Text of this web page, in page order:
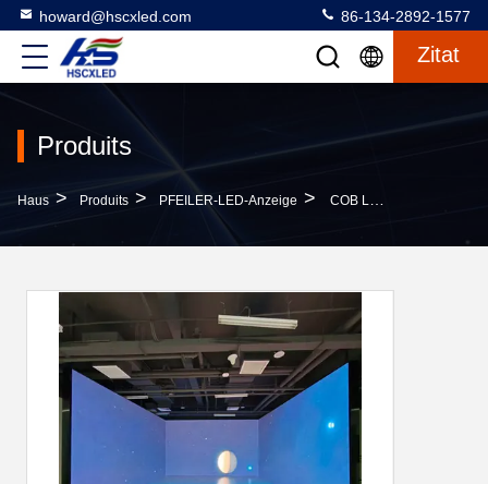
howard@hscxled.com 86-134-2892-1577
Zitat
Produits
Haus > Produits > PFEILER-LED-Anzeige > COB LED-Display/Kleinpixel-LED-Display